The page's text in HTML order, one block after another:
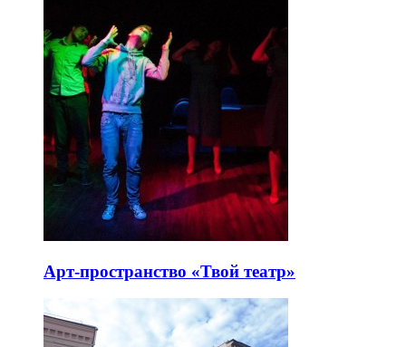
Арт-пространство «Твой театр»